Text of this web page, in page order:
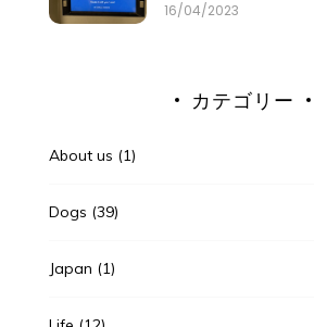
16/04/2023
カテゴリー
About us (1)
Dogs (39)
Japan (1)